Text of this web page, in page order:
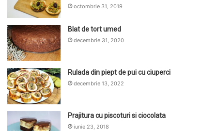
octombrie 31, 2019
Blat de tort umed
decembrie 31, 2020
Rulada din piept de pui cu ciuperci
decembrie 13, 2022
Prajitura cu piscoturi si ciocolata
iunie 23, 2018